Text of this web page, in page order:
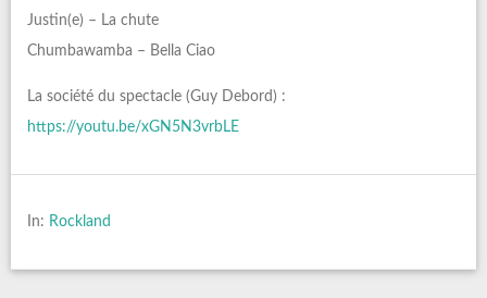
Justin(e) – La chute
Chumbawamba – Bella Ciao
La société du spectacle (Guy Debord) :
https://youtu.be/xGN5N3vrbLE
In: Rockland